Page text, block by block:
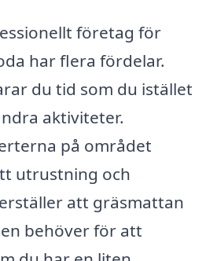
företag för
har flera fördelar.
du tid som du istället
aktiviteter.
på området
utrustning och
att gräsmattan
behöver för att